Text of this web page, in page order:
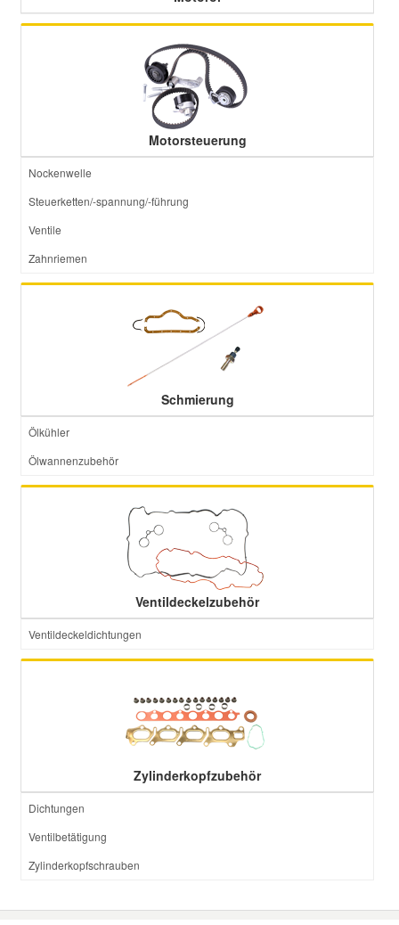
Motorsteuerung
Nockenwelle
Steuerketten/-spannung/-führung
Ventile
Zahnriemen
Schmierung
Ölkühler
Ölwannenzubehör
Ventildeckelzubehör
Ventildeckeldichtungen
Zylinderkopfzubehör
Dichtungen
Ventilbetätigung
Zylinderkopfschrauben